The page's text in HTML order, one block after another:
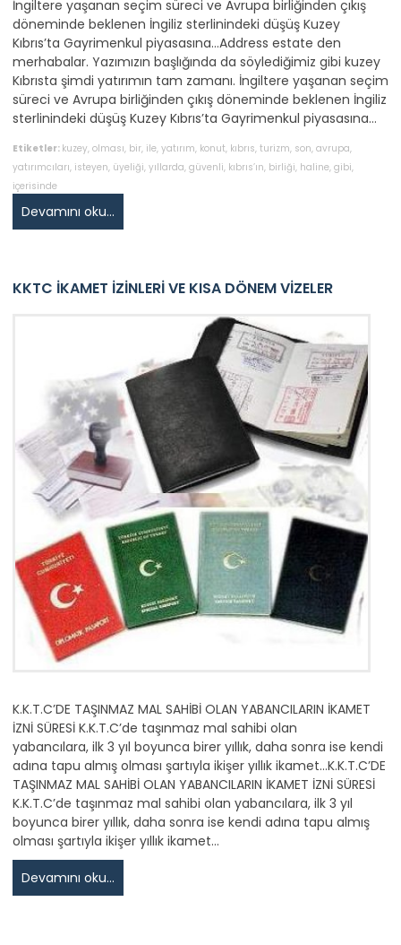
İngiltere yaşanan seçim süreci ve Avrupa birliğinden çıkış
döneminde beklenen İngiliz sterlinindeki düşüş Kuzey
Kıbrıs’ta Gayrimenkul piyasasına…Address estate den
merhabalar. Yazımızın başlığında da söylediğimiz gibi kuzey
Kıbrısta şimdi yatırımın tam zamanı. İngiltere yaşanan seçim
süreci ve Avrupa birliğinden çıkış döneminde beklenen İngiliz
sterlinindeki düşüş Kuzey Kıbrıs’ta Gayrimenkul piyasasına…
Etiketler: kuzey, olması, bir, ile, yatırım, konut, kıbrıs, turizm, son, avrupa,
yatırımcıları, isteyen, üyeliği, yıllarda, güvenli, kıbrıs’ın, birliği, haline, gibi,
içerisinde
Devamını oku...
KKTC İKAMET İZİNLERİ VE KISA DÖNEM VİZELER
K.K.T.C’DE TAŞINMAZ MAL SAHİBİ OLAN YABANCILARIN İKAMET
İZNİ SÜRESİ K.K.T.C’de taşınmaz mal sahibi olan
yabancılara, ilk 3 yıl boyunca birer yıllık, daha sonra ise kendi
adına tapu almış olması şartıyla ikişer yıllık ikamet…K.K.T.C’DE
TAŞINMAZ MAL SAHİBİ OLAN YABANCILARIN İKAMET İZNİ SÜRESİ
K.K.T.C’de taşınmaz mal sahibi olan yabancılara, ilk 3 yıl
boyunca birer yıllık, daha sonra ise kendi adına tapu almış
olması şartıyla ikişer yıllık ikamet…
Devamını oku...